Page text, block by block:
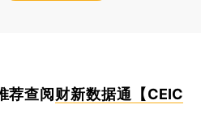
荐查阅 财新数据通【CEIC